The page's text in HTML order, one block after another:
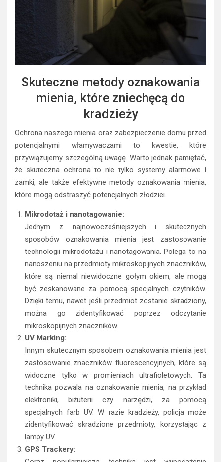
Skuteczne metody oznakowania
mienia, które zniechęcą do
kradzieży
Ochrona naszego mienia oraz zabezpieczenie domu przed
potencjalnymi włamywaczami to kwestie, które
przywiązujemy szczególną uwagę. Warto jednak pamiętać,
że skuteczna ochrona to nie tylko systemy alarmowe i
zamki, ale także efektywne metody oznakowania mienia,
które mogą odstraszyć potencjalnych złodziei.
Mikrodotaż i nanotagowanie:
Jednym z najnowocześniejszych i skutecznych
sposobów oznakowania mienia jest zastosowanie
technologii mikrodotażu i nanotagowania. Polega to na
nanoszeniu na przedmioty mikroskopijnych znaczników,
które są niemal niewidoczne gołym okiem, ale mogą
być zeskanowane za pomocą specjalnych czytników.
Dzięki temu, nawet jeśli przedmiot zostanie skradziony,
można go zidentyfikować poprzez odczytanie
mikroskopijnych znaczników.
UV Marking:
Innym skutecznym sposobem oznakowania mienia jest
zastosowanie znaczników fluorescencyjnych, które są
widoczne tylko w promieniach ultrafioletowych. Ta
technika pozwala na oznakowanie mienia, na przykład
elektroniki, biżuterii czy narzędzi, za pomocą
specjalnych farb UV. W razie kradzieży, policja może
zidentyfikować skradzione przedmioty, korzystając z
lampy UV.
GPS Trackery: